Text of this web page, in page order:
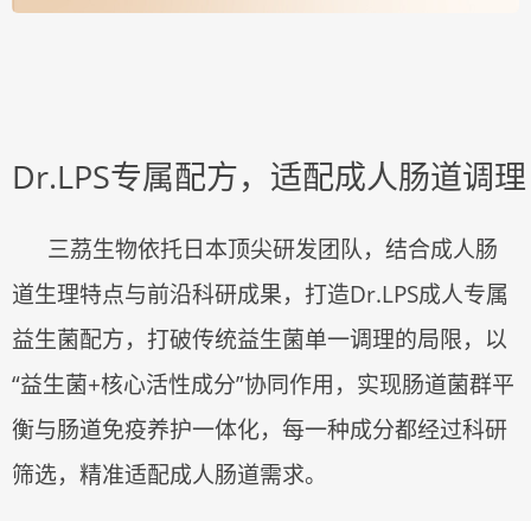
Dr.LPS专属配方，适配成人肠道调理
三茘生物依托日本顶尖研发团队，结合成人肠
道生理特点与前沿科研成果，打造Dr.LPS成人专属
益生菌配方，打破传统益生菌单一调理的局限，以
“益生菌+核心活性成分”协同作用，实现肠道菌群平
衡与肠道免疫养护一体化，每一种成分都经过科研
筛选，精准适配成人肠道需求。